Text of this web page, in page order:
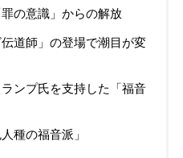
の意識」からの解放
道師」の登場で潮目が変
ンプ氏を支持した「福音
種の福音派」